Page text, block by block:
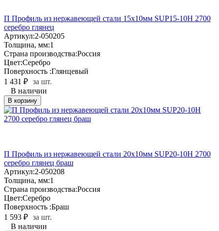
П Профиль из нержавеющей стали 15х10мм SUP15-10H 2700
серебро глянец
Артикул:2-050205
Толщина, мм:1
Страна производства:Россия
Цвет:Серебро
Поверхность :Глянцевый
1 431 ₽ за шт.
В наличии
В корзину
П Профиль из нержавеющей стали 20х10мм SUP20-10H 2700
серебро глянец браш
Артикул:2-050208
Толщина, мм:1
Страна производства:Россия
Цвет:Серебро
Поверхность :Браш
1 593 ₽ за шт.
В наличии